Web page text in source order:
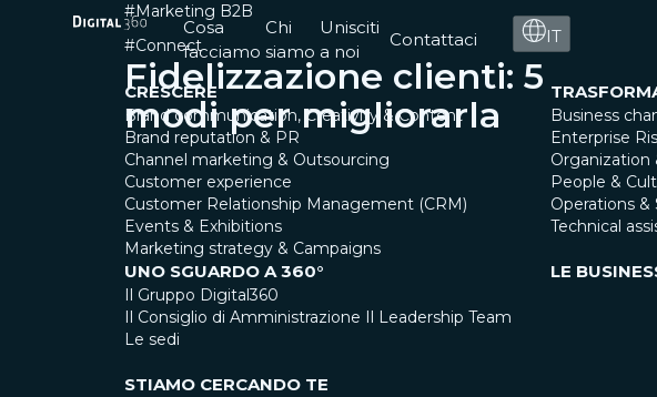
Cosa
facciamo
Chi
siamo
Unisciti
a noi
Contattaci IT
CRESCERE
Brand communication, Creativity & Content
Brand reputation & PR
Channel marketing & Outsourcing
Customer experience
Customer Relationship Management (CRM)
Events & Exhibitions
Marketing strategy & Campaigns
Business
Enterprise
Organization
People &
Operations &
Technical
UNO SGUARDO A 360°
Il Gruppo Digital360
Il Consiglio di Amministrazione Il Leadership Team
Le sedi
LE
STIAMO CERCANDO TE
#Marketing B2B
#Connect
Fidelizzazione clienti: 5
modi per migliorarla